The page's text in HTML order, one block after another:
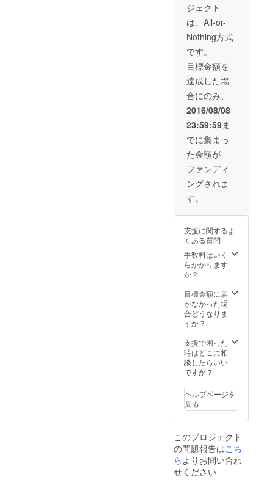
ジェクト
は、All-or-
Nothing方式
です。
目標金額を
達成した場
合にのみ、
2016/08/08
23:59:59ま
でに集まっ
た金額が
ファンディ
ングされま
す。
支援に関するよ
くある質問
手数料はいく
らかかります
か？
目標金額に届
かなかった場
合どうなりま
すか？
支援で困った
時はどこに相
談したらいい
ですか？
ヘルプページを
見る
このプロジェクト
の問題報告はこち
らよりお問い合わ
せください